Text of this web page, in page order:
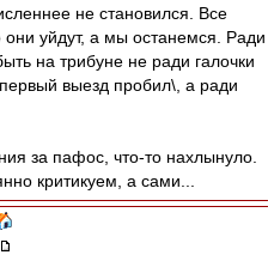
не становился. Все
они уйдут, а мы останемся. Ради
на трибуне не ради галочки
выезд пробил\, а ради
за пафос, что-то нахлынуло.
критикуем, а сами...